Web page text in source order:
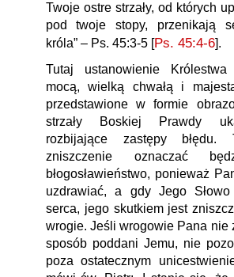
Twoje ostre strzały, od których
pod twoje stopy, przenikają
króla” – Ps. 45:3-5 [Ps. 45:4-6].
Tutaj ustanowienie
mocą, wielką chwałą i
przedstawione w formie
strzały Boskiej Prawdy
rozbijające zastępy błędu.
zniszczenie oznaczać
błogosławieństwo, ponieważ
uzdrawiać, a gdy Jego
serca, jego skutkiem jest
wrogie. Jeśli wrogowie Pana nie
sposób poddani Jemu, nie
poza ostatecznym